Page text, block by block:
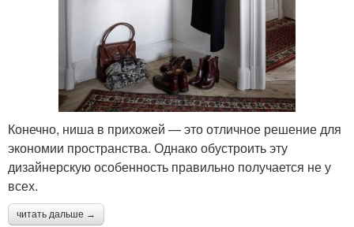
Конечно, ниша в прихожей — это отличное решение для
экономии пространства. Однако обустроить эту
дизайнерскую особенность правильно получается не у
всех.
читать дальше →